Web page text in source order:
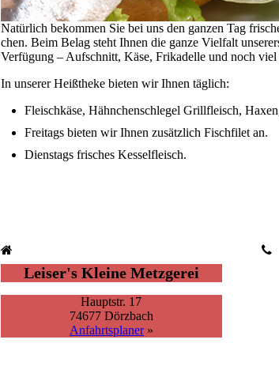
Natürlich bekommen Sie bei uns den ganzen Tag
chen. Beim Belag steht Ihnen die ganze Viel­falt
Ver­­fü­gung – Aufschnitt, Käse, Frikadelle und noch viel
In unserer Heißtheke bieten wir Ihnen täglich:
Fleischkäse, Hähnchenschlegel Grillfleisch,
Freitags bieten wir Ihnen zusätzlich Fischfilet an.
Dienstags frisches Kesselfleisch.
Leiser's Kleine Metzgerei
Hauptstr. 17
74677 Dörzbach
Anfahrtsplaner»